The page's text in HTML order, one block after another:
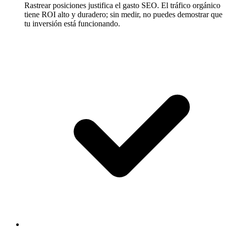
Rastrear posiciones justifica el gasto SEO. El tráfico orgánico
tiene ROI alto y duradero; sin medir, no puedes demostrar que
tu inversión está funcionando.